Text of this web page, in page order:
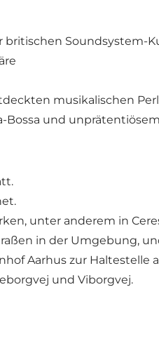
britischen Soundsystem-
musikalischen
Bossa und
unter anderem in
in der Umgebung,
Aarhus zur Haltestelle
und Viborgvej.